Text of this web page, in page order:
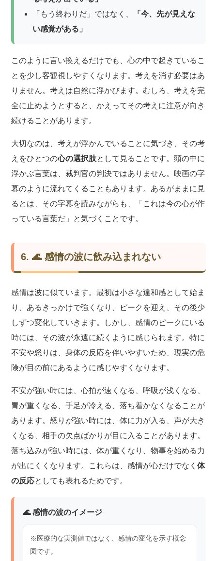
「もう終わりだ」ではなく、
「今、先が見えな
い感覚がある」
このように言い換えるだけでも、心の中で起きているこ
とを少し客観視しやすくなります。考えを消す必要はあ
りません。考えは自然に浮かびます。むしろ、考えを完
全に止めようとすると、かえってその考えに注意が向き
続けることがあります。
大切なのは、考えが浮かんでいることに気づき、その考
えをひとつの心の選択肢として見ることです。頭の中に
浮かぶ言葉は、裁判官の判決ではありません。映画の字
幕のように流れてくることもあります。あるがままに見
るとは、その字幕を読みながらも、「これは今の心が作
っている言葉だ」と気づくことです。
6. 🌊 感情の波に飲み込まれない
感情は波に似ています。最初は小さな違和感として始ま
り、あるきっかけで強くなり、ピークを迎え、その後少
しずつ変化していきます。しかし、感情のピークにいる
時には、その波が永遠に続くように感じられます。特に
不安や怒りは、身体の反応を伴いやすいため、現実の危
険が目の前にあるように感じやすくなります。
不安が強い時には、心拍が速くなる、呼吸が浅くなる、
胃が重くなる、手足が冷える、落ち着かなくなることが
あります。怒りが強い時には、体に力が入る、声が大き
くなる、相手の欠点ばかりが目に入ることがあります。
落ち込みが強い時には、体が重くなり、物事を始める力
が出にくくなります。これらは、感情が心だけでなく体
の反応としても表れるためです。
🌊 感情の波のイメージ
※医療的な実測値ではなく、感情の変化を示す概念
図です。